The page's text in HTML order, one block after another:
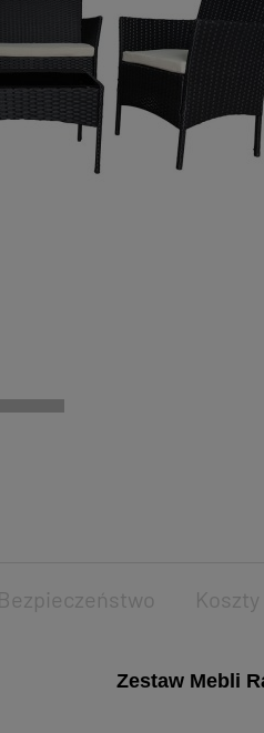
Bezpieczeństwo
Zestaw Mebli